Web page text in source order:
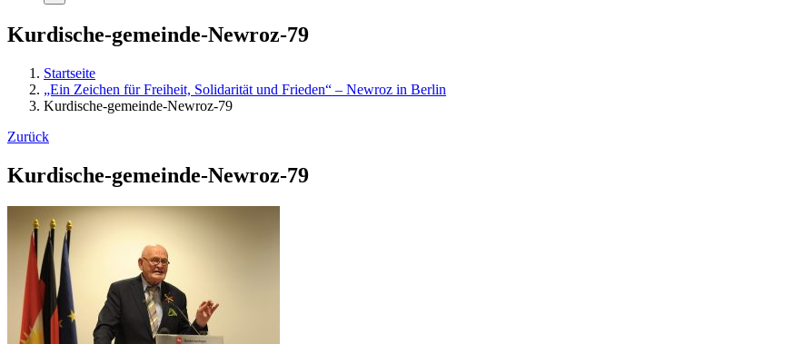
Kurdische-gemeinde-Newroz-79
Startseite
„Ein Zeichen für Freiheit, Solidarität und Frieden“ – Newroz in Berlin
Kurdische-gemeinde-Newroz-79
Zurück
Kurdische-gemeinde-Newroz-79